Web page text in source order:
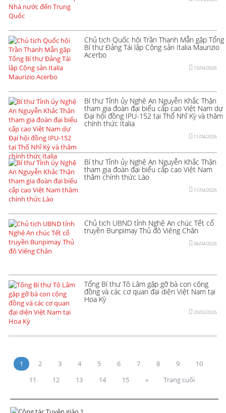
Chủ tịch Quốc hội Trần Thanh Mẫn gặp Tổng
Bí thư Đảng Tái lập Cộng sản Italia Maurizio
Acerbo
15/04/2026
Bí thư Tỉnh ủy Nghệ An Nguyễn Khắc Thận
tham gia đoàn đại biểu cấp cao Việt Nam dự
Đại hội đồng IPU-152 tại Thổ Nhĩ Kỳ và thăm
chính thức Italia
11/04/2026
Bí thư Tỉnh ủy Nghệ An Nguyễn Khắc Thận
tham gia đoàn đại biểu cấp cao Việt Nam
thăm chính thức Lào
11/04/2026
Chủ tịch UBND tỉnh Nghệ An chúc Tết cổ
truyền Bunpimay Thủ đô Viêng Chăn
06/04/2026
Tổng Bí thư Tô Lâm gặp gỡ bà con cộng
đồng và các cơ quan đại diện Việt Nam tại
Hoa Kỳ
20/02/2026
1 2 3 4 5 6 7 8 9
10
11
12 13 14 15 » Trang cuối